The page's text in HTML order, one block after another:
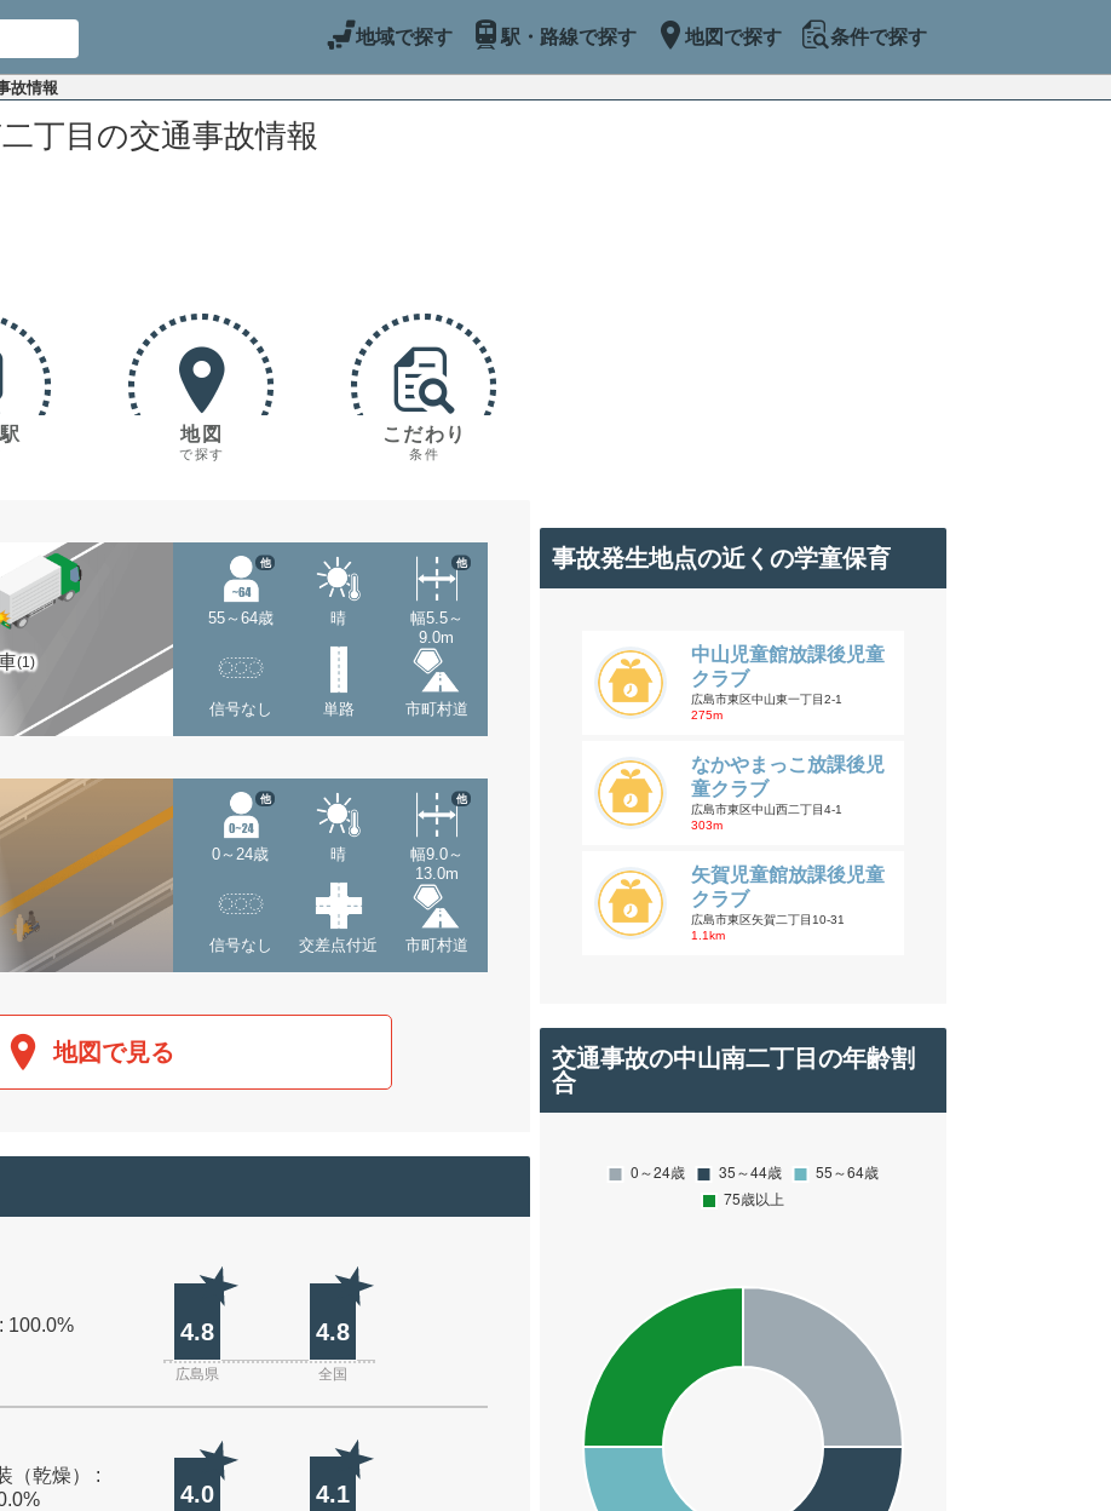
地域で探す 駅・路線で探す 地図で探す 条件で探す
故情報
丁目の交通事故情報
地図
で探す
こだわり
条件
(1)
55～64歳
他
晴
幅5.5～
9.0m
他
信号なし 単路 市町村道
0～24歳
他
晴
幅9.0～
13.0m
他
信号なし 交差点付近 市町村道
地図で見る
100.0% 4.8 4.8
広島県 全国
（乾燥） :
4.0 4.1
事故発生地点の近くの学童保育
中山児童館放課後児童
クラブ
広島市東区中山東一丁目2-1
275m
なかやまっこ放課後児
童クラブ
広島市東区中山西二丁目4-1
303m
矢賀児童館放課後児童
クラブ
広島市東区矢賀二丁目10-31
1.1km
交通事故の中山南二丁目の年齢割
合